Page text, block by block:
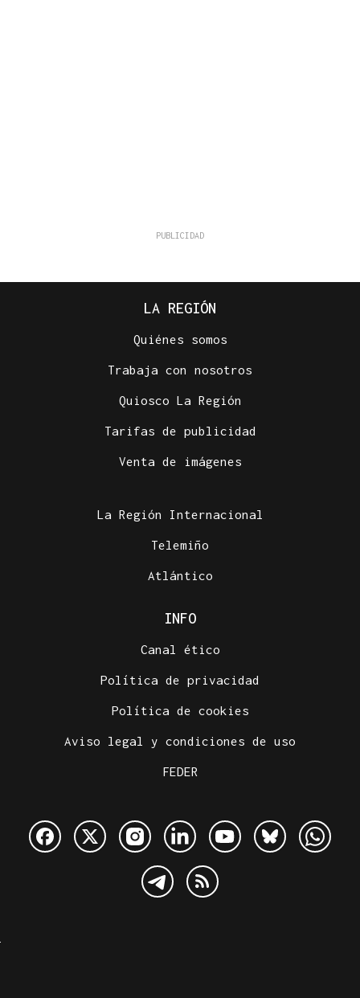
LA REGIÓN
Quiénes somos
Trabaja con nosotros
Quiosco La Región
Tarifas de publicidad
Venta de imágenes
La Región Internacional
Telemiño
Atlántico
INFO
Canal ético
Política de privacidad
Política de cookies
Aviso legal y condiciones de uso
FEDER